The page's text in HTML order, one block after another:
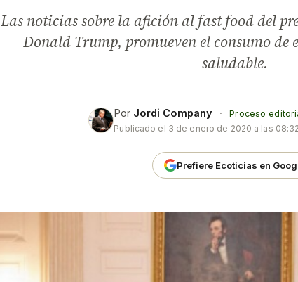
Las noticias sobre la afición al fast food del
Donald Trump, promueven el consumo de
saludable.
Por Jordi Company ·
Proceso
Publicado el 3 de enero de 2020 a las 08:32
Prefiere Ecoticias en